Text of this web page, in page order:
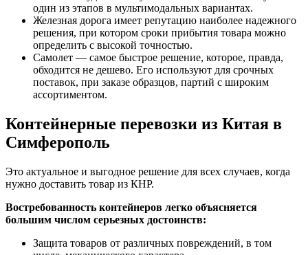
один из этапов в мультимодальных вариантах.
Железная дорога имеет репутацию наиболее надежного
решения, при котором сроки прибытия товара можно
определить с высокой точностью.
Самолет — самое быстрое решение, которое, правда,
обходится не дешево. Его используют для срочных
поставок, при заказе образцов, партий с широким
ассортиментом.
Контейнерные перевозки из Китая в
Симферополь
Это актуальное и выгодное решение для всех случаев, когда
нужно доставить товар из КНР.
Востребованность контейнеров легко объясняется
большим числом серьезных достоинств:
Защита товаров от различных повреждений, в том